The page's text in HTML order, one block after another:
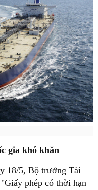
gia khó khăn
18/5, Bộ trưởng Tài
phép có thời hạn